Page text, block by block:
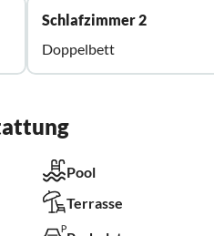
Schlafzimmer 2
Doppelbett
Pool
Terrasse